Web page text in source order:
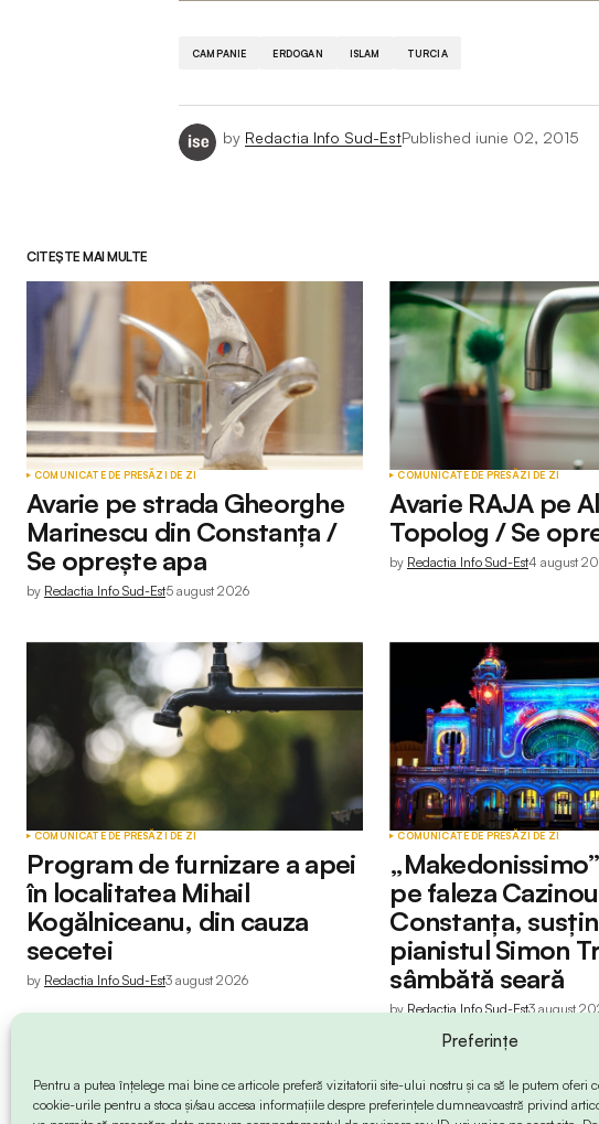
Preferințe
Pentru a putea înțelege mai bine ce articole preferă vizitatorii site-ului nostru și ca să le putem
cookie-urile pentru a stoca și/sau accesa informațiile despre preferințele dumneavoastră privind
CAMPANIE ERDOGAN ISLAM TURCIA
by Redactia Info Sud-EstPublished iunie 02, 2015
CITEȘTE MAI MULTE
COMUNICATE DE PRESĂZI DE ZI
Avarie pe strada Gheorghe
Marinescu din Constanța /
Se oprește apa
by Redactia Info Sud-Est5 august 2026
COMUNICATE DE PRESĂZI DE ZI
Avarie RAJA pe
Topolog / Se
by Redactia Info Sud-Est4 august
COMUNICATE DE PRESĂZI DE ZI
Program de furnizare a apei
în localitatea Mihail
Kogălniceanu, din cauza
secetei
by Redactia Info Sud-Est3 august 2026
COMUNICATE DE PRESĂZI DE ZI
pe faleza
Constanța,
pianistul Simon
sâmbătă seară
by Redactia Info Sud-Est3 august